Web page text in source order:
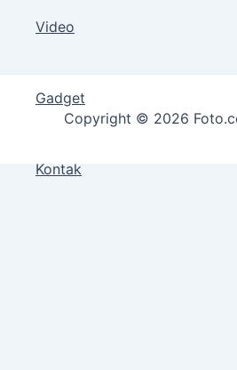
Video
Gadget
Kontak
Copyright © 2026